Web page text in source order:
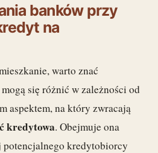
banków przy
na
warto znać
się różnić w zależności od
aspektem, na który zwracają
kredytowa. Obejmuje ona
kredytobiorcy